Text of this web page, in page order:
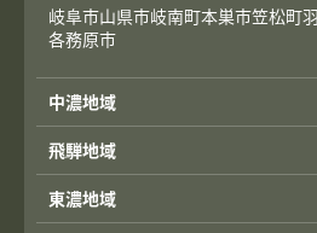
岐阜市山県市岐南町本巣市笠松町
各務原市
中濃地域
飛騨地域
東濃地域